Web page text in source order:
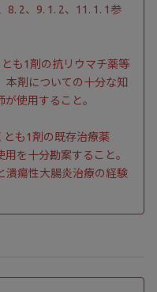
8. 2、9. 1. 2、11. 1. 1参
も1剤の抗リウマチ薬等
本剤についての十分な知
使用すること。
とも1剤の既存治療薬
用を十分勘案すること。
潰瘍性大腸炎治療の経験